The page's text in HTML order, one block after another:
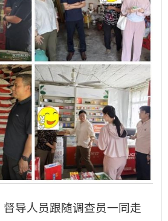
导人员跟随调查员一同走